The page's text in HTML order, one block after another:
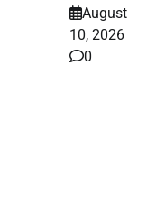
August
10, 2026
0